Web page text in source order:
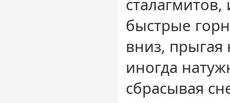
сталагмитов,
быстрые
вниз, прыгая
иногда
сбрасывая